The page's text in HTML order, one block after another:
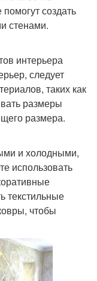
создать
стенами.
интерьера
следует
таких как
размеры
размера.
и холодными,
использовать
текстильные
чтобы